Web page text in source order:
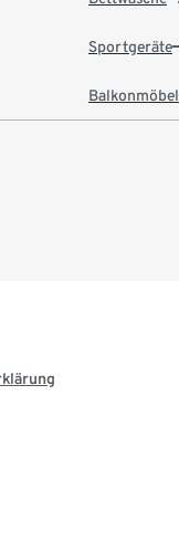
Sportgeräte
Balkonmöbel